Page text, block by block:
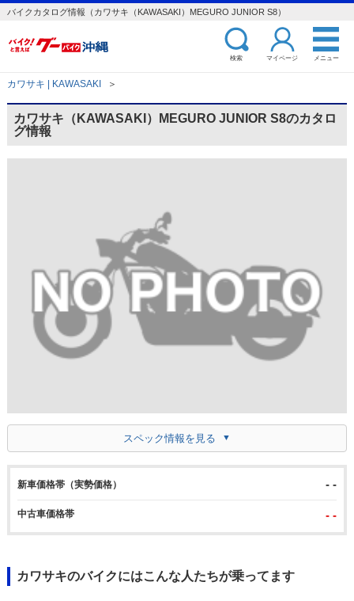
バイクカタログ情報（カワサキ（KAWASAKI）MEGURO JUNIOR S8）
検索 マイページ メニュー
カワサキ | KAWASAKI ＞
カワサキ（KAWASAKI）MEGURO JUNIOR S8のカタロ
グ情報
スペック情報を見る
新車価格帯（実勢価格） - -
中古車価格帯 - -
カワサキのバイクにはこんな人たちが乗ってます